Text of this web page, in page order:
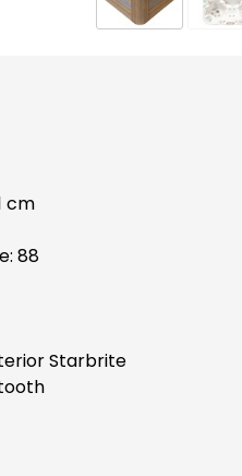
cm
88
Starbrite